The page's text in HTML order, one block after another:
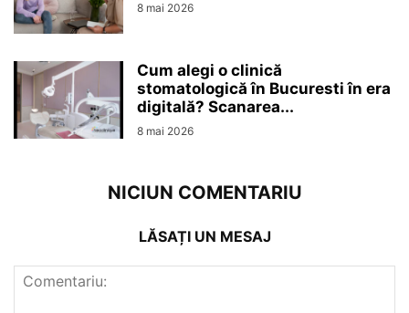
8 mai 2026
Cum alegi o clinică
stomatologică în Bucuresti în era
digitală? Scanarea...
8 mai 2026
NICIUN COMENTARIU
LĂSAȚI UN MESAJ